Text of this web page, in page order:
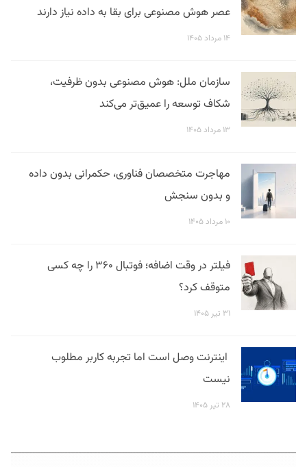
عصر هوش مصنوعی برای بقا به داده نیاز دارند
۱۴ مرداد ۱۴۰۵
سازمان ملل: هوش مصنوعی بدون ظرفیت،
شکاف توسعه را عمیق‌تر می‌کند
۱۳ مرداد ۱۴۰۵
مهاجرت متخصصان فناوری، حکمرانی بدون داده
و بدون سنجش
۱۰ مرداد ۱۴۰۵
فیلتر در وقت اضافه؛ فوتبال ۳۶۰ را چه کسی
متوقف کرد؟
۳۱ تیر ۱۴۰۵
اینترنت وصل است اما تجربه کاربر مطلوب
نیست
۲۸ تیر ۱۴۰۵